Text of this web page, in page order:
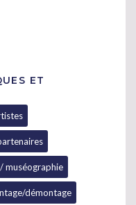
ET
muséographie
démontage